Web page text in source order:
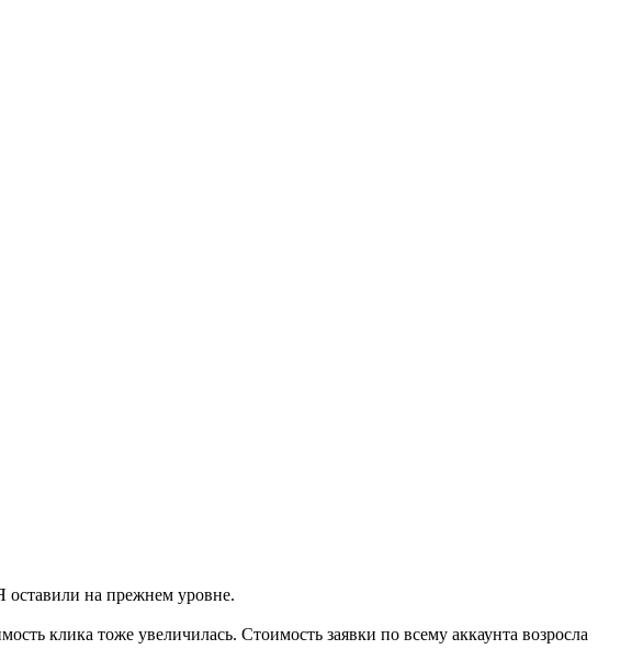
оставили на прежнем уровне.
клика тоже увеличилась. Стоимость заявки по всему аккаунта возросла